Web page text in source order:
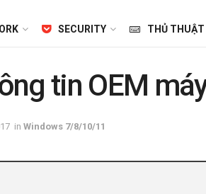
SECURITY THỦ THUẬT
tin OEM
in Windows 7/8/10/11